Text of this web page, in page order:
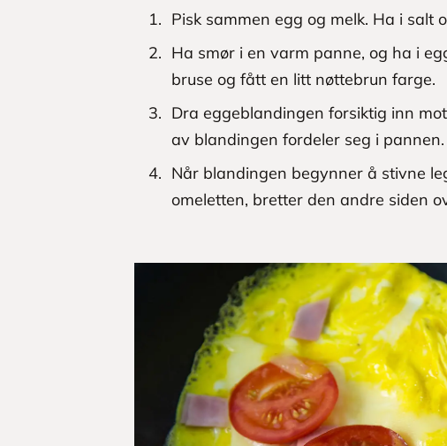
Pisk sammen egg og melk. Ha i salt
Ha smør i en varm panne, og ha i
bruse og fått en litt nøttebrun farge.
Dra eggeblandingen forsiktig inn
av blandingen fordeler seg i
Når blandingen begynner å stivne
omeletten, bretter den andre siden